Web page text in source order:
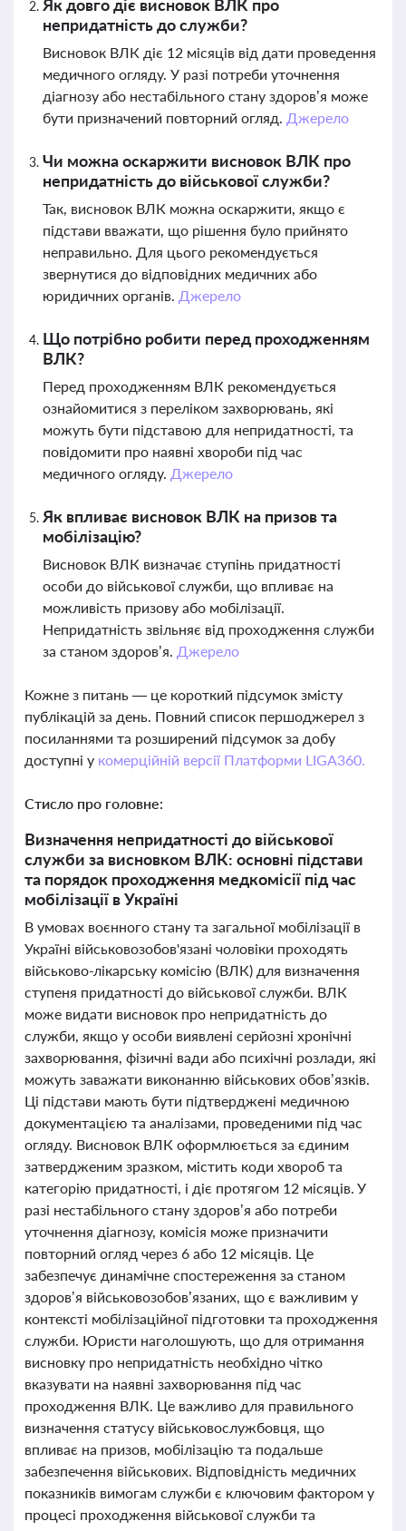
Як довго діє висновок ВЛК про
непридатність до служби?
Висновок ВЛК діє 12 місяців від дати проведення
медичного огляду. У разі потреби уточнення
діагнозу або нестабільного стану здоров’я може
бути призначений повторний огляд. Джерело
Чи можна оскаржити висновок ВЛК про
непридатність до військової служби?
Так, висновок ВЛК можна оскаржити, якщо є
підстави вважати, що рішення було прийнято
неправильно. Для цього рекомендується
звернутися до відповідних медичних або
юридичних органів. Джерело
Що потрібно робити перед проходженням
ВЛК?
Перед проходженням ВЛК рекомендується
ознайомитися з переліком захворювань, які
можуть бути підставою для непридатності, та
повідомити про наявні хвороби під час
медичного огляду. Джерело
Як впливає висновок ВЛК на призов та
мобілізацію?
Висновок ВЛК визначає ступінь придатності
особи до військової служби, що впливає на
можливість призову або мобілізації.
Непридатність звільняє від проходження служби
за станом здоров’я. Джерело
Кожне з питань — це короткий підсумок змісту
публікацій за день. Повний список першоджерел з
посиланнями та розширений підсумок за добу
доступні у комерційній версії Платформи LIGA360.
Стисло про головне:
Визначення непридатності до військової
служби за висновком ВЛК: основні підстави
та порядок проходження медкомісії під час
мобілізації в Україні
В умовах воєнного стану та загальної мобілізації в
Україні військовозобов'язані чоловіки проходять
військово-лікарську комісію (ВЛК) для визначення
ступеня придатності до військової служби. ВЛК
може видати висновок про непридатність до
служби, якщо у особи виявлені серйозні хронічні
захворювання, фізичні вади або психічні розлади, які
можуть заважати виконанню військових обов’язків.
Ці підстави мають бути підтверджені медичною
документацією та аналізами, проведеними під час
огляду. Висновок ВЛК оформлюється за єдиним
затвердженим зразком, містить коди хвороб та
категорію придатності, і діє протягом 12 місяців. У
разі нестабільного стану здоров’я або потреби
уточнення діагнозу, комісія може призначити
повторний огляд через 6 або 12 місяців. Це
забезпечує динамічне спостереження за станом
здоров’я військовозобов’язаних, що є важливим у
контексті мобілізаційної підготовки та проходження
служби. Юристи наголошують, що для отримання
висновку про непридатність необхідно чітко
вказувати на наявні захворювання під час
проходження ВЛК. Це важливо для правильного
визначення статусу військовослужбовця, що
впливає на призов, мобілізацію та подальше
забезпечення військових. Відповідність медичних
показників вимогам служби є ключовим фактором у
процесі проходження військової служби та